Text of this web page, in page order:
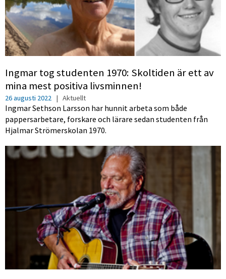
Ingmar tog studenten 1970: Skoltiden är ett av
mina mest positiva livsminnen!
26 augusti 2022 | Aktuellt
Ingmar Sethson Larsson har hunnit arbeta som både
pappersarbetare, forskare och lärare sedan studenten från
Hjalmar Strömerskolan 1970.